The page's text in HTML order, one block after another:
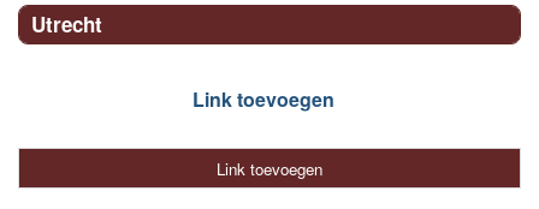
Utrecht
Link toevoegen
Link toevoegen